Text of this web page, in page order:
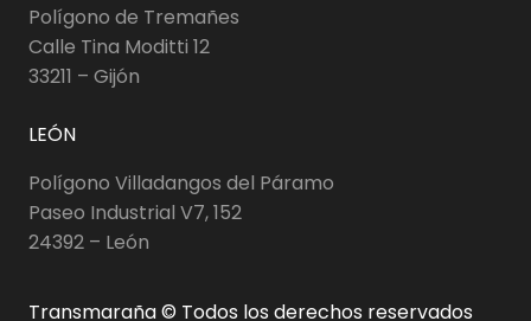
Polígono de Tremañes
Calle Tina Moditti 12
33211 – Gijón
LEÓN
Polígono Villadangos del Páramo
Paseo Industrial V7, 152
24392 – León
Transmaraña © Todos los derechos reservados